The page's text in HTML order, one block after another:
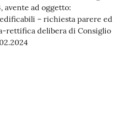
avente ad oggetto:
– richiesta parere ed
rettifica delibera di Consiglio